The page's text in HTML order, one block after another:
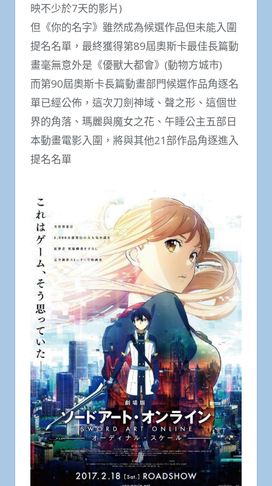
映不少於7天的影片)
但《你的名字》雖然成為候選作品但未能入圍
提名名單，最終獲得第89屆奧斯卡最佳長篇動
畫毫無意外是《優獸大都會》(動物方城市)
而第90屆奧斯卡長篇動畫部門候選作品角逐名
單已經公佈，這次刀劍神域、聲之形、這個世
界的角落、瑪麗與魔女之花、午睡公主五部日
本動畫電影入圍，將與其他21部作品角逐進入
提名名單